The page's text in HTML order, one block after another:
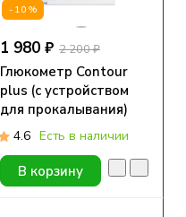
-10%
1 980 ₽ 2 200 ₽
Глюкометр Contour
plus (с устройством
для прокалывания)
4.6 Есть в наличии
В корзину